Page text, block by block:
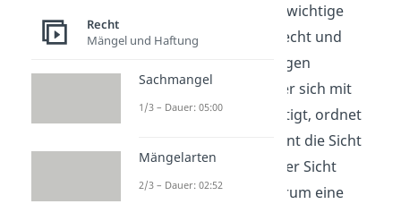
Ex ante und ex post sind wichtige
Rechtsbegriffe im Strafrecht und
gehören zu den Grundlagen
juristischen Denkens. Wer sich mit
Rechtsbegriffen beschäftigt, ordnet
Fälle zeitlich ein und trennt die Sicht
vor einem Ereignis von der Sicht
danach. So wird klar, warum eine
Recht
Mängel und Haftung
Sachmangel
1/3 – Dauer: 05:00
Mängelarten
2/3 – Dauer: 02:52